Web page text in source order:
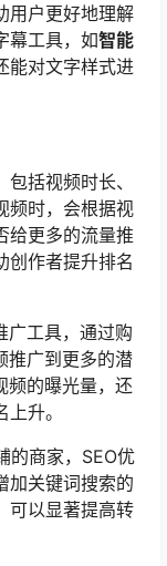
用户更好地理解
幕工具，如智能
能对文字样式进
括视频时长、
频时，会根据视
给更多的流量推
创作者提升排名
广工具，通过购
推广到更多的潜
频的曝光量，还
升。
的商家，SEO优
加关键词搜索的
可以显著提高转